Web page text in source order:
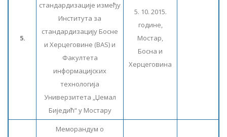
5.
стандардизације између
Института за
стандардизацију Босне
и Херцеговине (BAS) и
Факултета
информацијских
технологија
Универзитета „Џемал
Биједић“ у Мостару
5. 10. 2015.
године,
Мостар,
Босна и
Херцеговина
Меморандум о